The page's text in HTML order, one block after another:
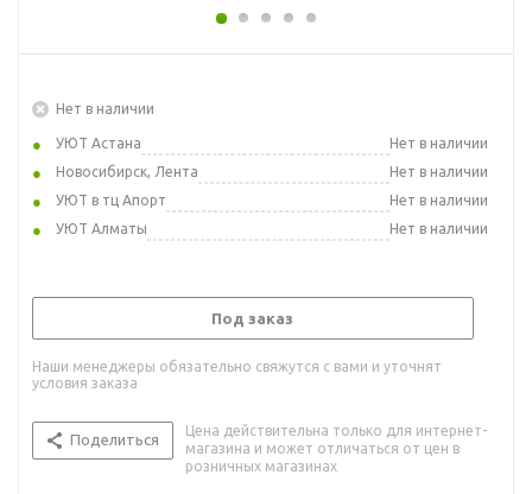
Нет в наличии
УЮТ Астана
Нет в наличии
Новосибирск, Лента
Нет в наличии
УЮТ в тц Апорт
Нет в наличии
УЮТ Алматы
Нет в наличии
Под заказ
Наши менеджеры обязательно свяжутся с вами и уточнят
условия заказа
Поделиться
Цена действительна только для интернет-
магазина и может отличаться от цен в
розничных магазинах